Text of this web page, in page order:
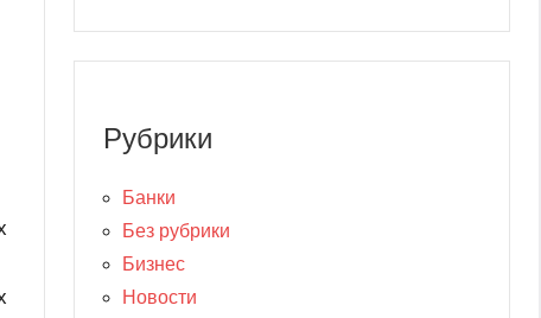
Рубрики
Банки
Без рубрики
Бизнес
Новости